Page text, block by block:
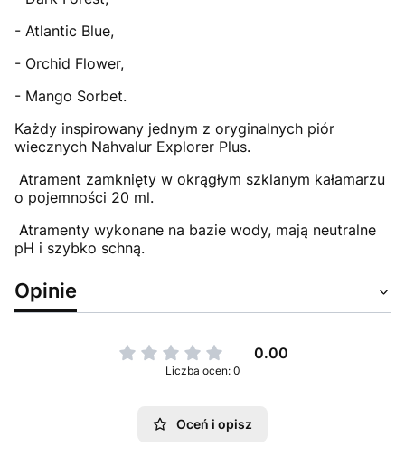
- Atlantic Blue,
- Orchid Flower,
- Mango Sorbet.
Każdy inspirowany jednym z oryginalnych piór
wiecznych Nahvalur Explorer Plus.
Atrament zamknięty w okrągłym szklanym kałamarzu
o pojemności 20 ml.
Atramenty wykonane na bazie wody, mają neutralne
pH i szybko schną.
Opinie
0.00
Liczba ocen: 0
Oceń i opisz